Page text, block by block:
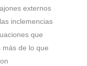
externos
inclemencias
que
de lo que